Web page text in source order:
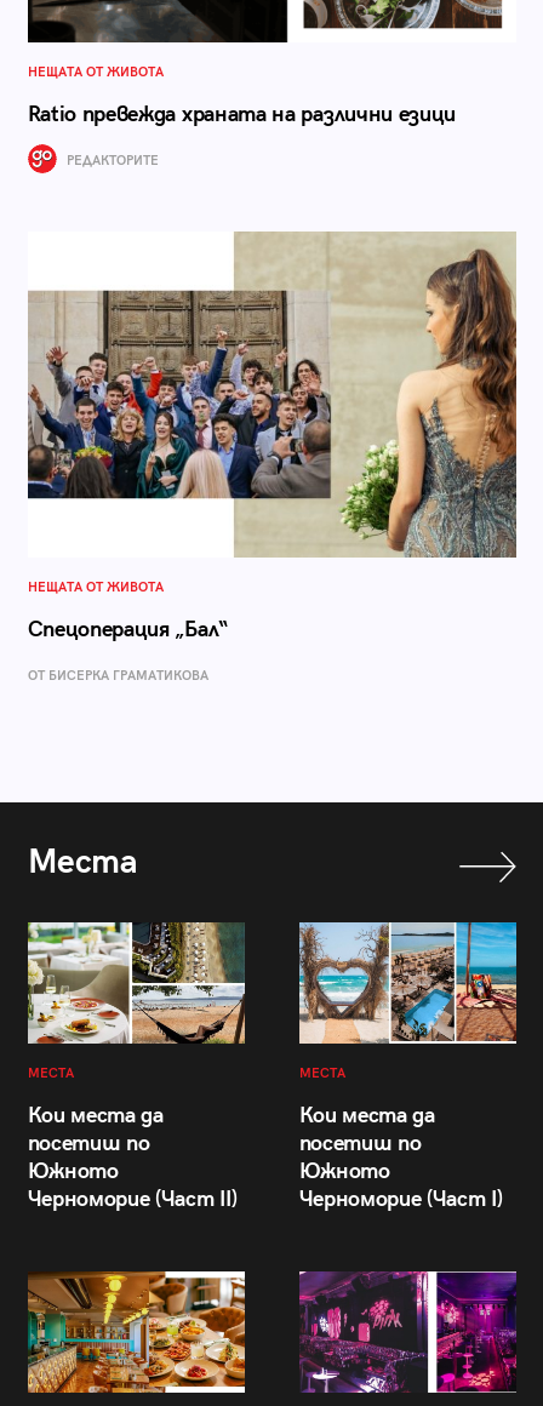
НЕЩАТА ОТ ЖИВОТА
Ratio превежда храната на различни езици
РЕДАКТОРИТЕ
НЕЩАТА ОТ ЖИВОТА
Спецоперация „Бал“
ОТ БИСЕРКА ГРАМАТИКОВА
Места
МЕСТА
Кои места да
посетиш по
Южното
Черноморие (Част II)
МЕСТА
Кои места да
посетиш по
Южното
Черноморие (Част I)